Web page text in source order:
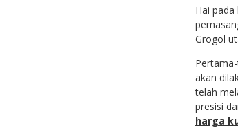
Hai
Grogol
akan
telah
presisi
harga